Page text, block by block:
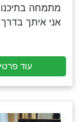
מתמחה
אני איתך
עוד